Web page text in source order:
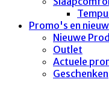
Promo's en
Nieuwe
Outlet
Actuele
Geschenken